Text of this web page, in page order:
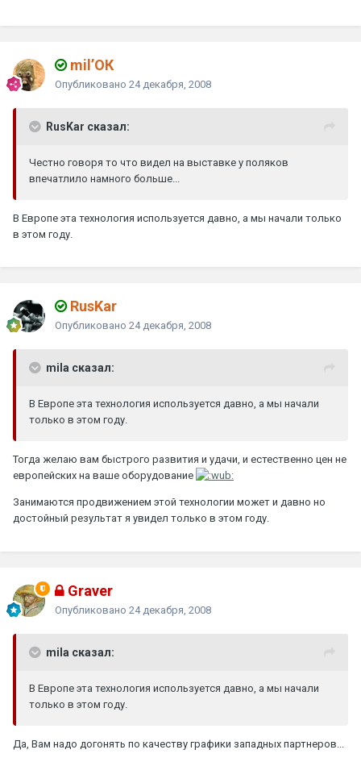
mil’ОК
Опубликовано 24 декабря, 2008
RusKar сказал:
Честно говоря то что видел на выставке у поляков
впечатлило намного больше...
В Европе эта технология используется давно, а мы начали только
в этом году.
RusKar
Опубликовано 24 декабря, 2008
mila сказал:
В Европе эта технология используется давно, а мы начали
только в этом году.
Тогда желаю вам быстрого развития и удачи, и естественно цен не
европейских на ваше оборудование
Занимаются продвижением этой технологии может и давно но
достойный результат я увидел только в этом году.
Graver
Опубликовано 24 декабря, 2008
mila сказал:
В Европе эта технология используется давно, а мы начали
только в этом году.
Да, Вам надо догонять по качеству графики западных партнеров...